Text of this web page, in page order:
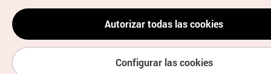
sitio web, dirija sus consultas al correoelectrónico oficial:
spanish@knto.or.kr
Autorizar todas las cookies
Configurar las cookies